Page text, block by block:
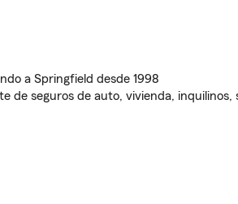
a Springfield desde 1998
de seguros de auto, vivienda, inquilinos,